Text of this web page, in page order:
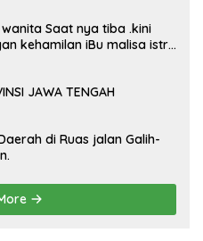
Saat nya tiba .kini
kehamilan iBu malisa istri
JAWA TENGAH
di Ruas jalan Galih-